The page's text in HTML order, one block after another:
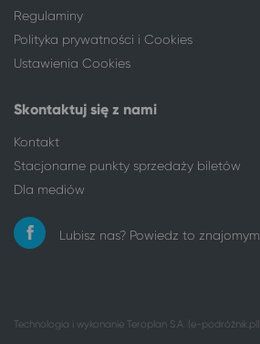
Włocławek
Wrocław
Toruń
Września
Zamość*
Toruń
ponad 950 lokalizacji
416 lokalizacji
Mielno
Białystok
Bielsko-Biała*
Busko-Zdrój
Mielno
Drobin
Mielno
Regulaminy
Polityka prywatności i Cookies
Ustawienia Cookies
Skontaktuj się z nami
Kontakt
Stacjonarne punkty sprzedaży biletów
Dla mediów
Lubisz nas? Powiedz to znajomym
Technologia i wykonanie Teroplan S.A. (e-podróżnik.pl)